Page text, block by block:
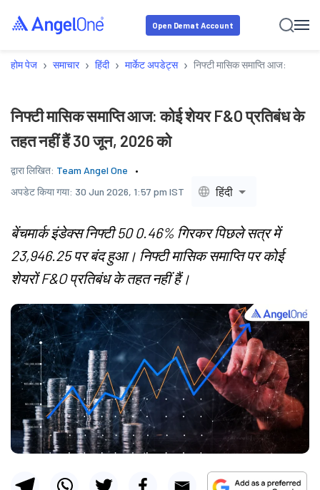
Open Demat Account
होम पेज › समाचार › हिंदी › मार्केट अपडेट्स › निफ्टी मासिक समाप्ति आज: कोई
निफ्टी मासिक समाप्ति आज: कोई शेयर F&O प्रतिबंध के
तहत नहीं हैं 30 जून, 2026 को
द्वारा लिखित: Team Angel One
अपडेट किया गया: 30 Jun 2026, 1:57 pm IST हिंदी
बेंचमार्क इंडेक्स निफ्टी 50 0.46% गिरकर पिछले सत्र में
23,946.25 पर बंद हुआ। निफ्टी मासिक समाप्ति पर कोई
शेयरों F&O प्रतिबंध के तहत नहीं हैं।